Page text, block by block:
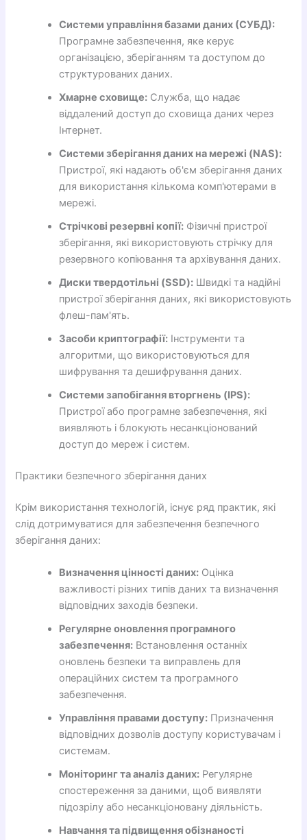
Системи управління базами даних (СУБД):
Програмне забезпечення, яке керує
організацією, зберіганням та доступом до
структурованих даних.
Хмарне сховище: Служба, що надає
віддалений доступ до сховища даних через
Інтернет.
Системи зберігання даних на мережі (NAS):
Пристрої, які надають об'єм зберігання даних
для використання кількома комп'ютерами в
мережі.
Стрічкові резервні копії: Фізичні пристрої
зберігання, які використовують стрічку для
резервного копіювання та архівування даних.
Диски твердотільні (SSD): Швидкі та надійні
пристрої зберігання даних, які використовують
флеш-пам'ять.
Засоби криптографії: Інструменти та
алгоритми, що використовуються для
шифрування та дешифрування даних.
Системи запобігання вторгнень (IPS):
Пристрої або програмне забезпечення, які
виявляють і блокують несанкціонований
доступ до мереж і систем.
Практики безпечного зберігання даних
Крім використання технологій, існує ряд практик, які
слід дотримуватися для забезпечення безпечного
зберігання даних:
Визначення цінності даних: Оцінка
важливості різних типів даних та визначення
відповідних заходів безпеки.
Регулярне оновлення програмного
забезпечення: Встановлення останніх
оновлень безпеки та виправлень для
операційних систем та програмного
забезпечення.
Управління правами доступу: Призначення
відповідних дозволів доступу користувачам і
системам.
Моніторинг та аналіз даних: Регулярне
спостереження за даними, щоб виявляти
підозрілу або несанкціоновану діяльність.
Навчання та підвищення обізнаності